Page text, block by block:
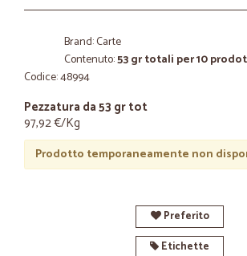
Brand: Carte
Contenuto:53 gr totali per 10
Codice: 48994
Pezzatura da 53 gr tot
97,92 €/Kg
Prodotto temporaneamente non
Preferito
Etichette